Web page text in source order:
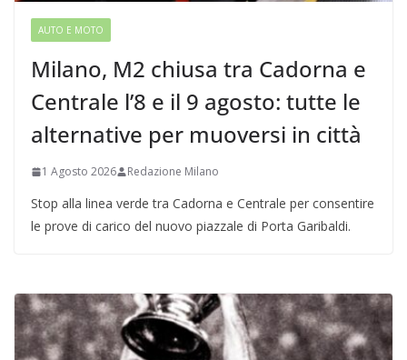
AUTO E MOTO
Milano, M2 chiusa tra Cadorna e
Centrale l’8 e il 9 agosto: tutte le
alternative per muoversi in città
1 Agosto 2026 Redazione Milano
Stop alla linea verde tra Cadorna e Centrale per consentire
le prove di carico del nuovo piazzale di Porta Garibaldi.